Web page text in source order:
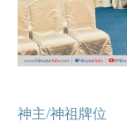
神主/神祖牌位